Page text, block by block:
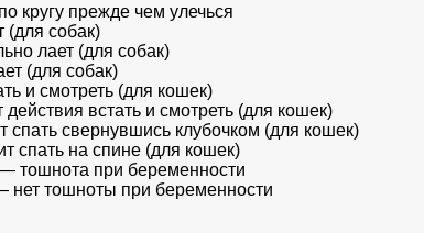
кругу прежде чем улечься
(для собак)
лает (для собак)
(для собак)
и смотреть (для кошек)
встать и смотреть (для кошек)
свернувшись клубочком (для кошек)
спать на спине (для кошек)
тошнота при беременности
нет тошноты при беременности